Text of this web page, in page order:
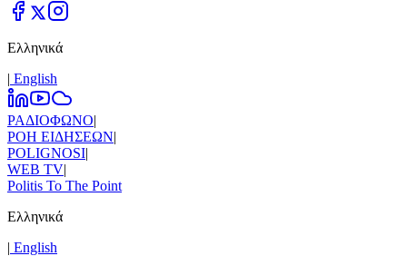
Ελληνικά
| Εnglish
ΡΑΔΙΟΦΩΝΟ|
ΡΟΗ ΕΙΔΗΣΕΩΝ|
POLIGNOSI|
WEB TV|
Politis To The Point
Ελληνικά
| Εnglish